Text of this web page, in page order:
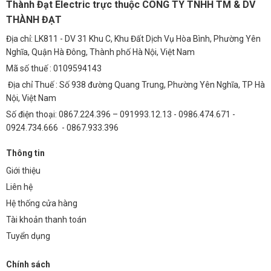
góp phần tạo nên không gian đô thị hiện đại và an toàn.
Chiếu Sáng Bãi Xe
Cung cấp ánh sáng mạnh mẽ và đồng đều cho bãi xe, giúp người lái
xe dễ dàng quan sát và di chuyển.
Chiếu Sáng Khu Công Nghiệp
Sử dụng cho đèn LED nhà xưởng, đèn chiếu sáng khu vực sản xuất,
đảm bảo ánh sáng đầy đủ và chất lượng cho công nhân làm việc.
Câu Hỏi Thường Gặp (FAQ)
Nguồn Meanwell ELG-240-48B-3Y có thể hoạt động
trong môi trường nhiệt độ cao không?
Có, nguồn này có dải nhiệt độ hoạt động từ -40°C đến +90°C, có thể
hoạt động ổn định trong nhiều điều kiện môi trường khác nhau.
Nguồn Meanwell ELG-240-48B-3Y có bảo vệ quá tải
không?
Có, nguồn này được trang bị các tính năng bảo vệ quá áp, quá dòng,
Thành Đạt Electric trực thuộc CÔNG TY TNHH TM & DV
THÀNH ĐẠT
Địa chỉ: LK811 - DV 31 Khu C, Khu Đất Dịch Vụ Hòa Bình, Phường Yên
Nghĩa, Quận Hà Đông, Thành phố Hà Nội, Việt Nam
Mã số thuế : 0109594143
Địa chỉ Thuế : Số 938 đường Quang Trung, Phường Yên Nghĩa, TP Hà
Nội, Việt Nam
Số điện thoại: 0867.224.396 – 091993.12.13 - 0986.474.671 -
0924.734.666 - 0867.933.396
Thông tin
Giới thiệu
Liên hệ
Hệ thống cửa hàng
Tài khoản thanh toán
Tuyển dụng
Chính sách